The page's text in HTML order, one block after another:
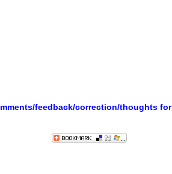
feedback/correction/thoughts for